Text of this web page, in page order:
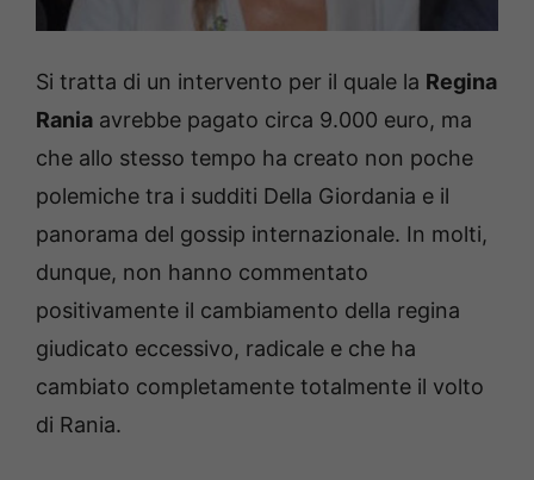
Si tratta di un intervento per il quale la Regina
Rania avrebbe pagato circa 9.000 euro, ma
che allo stesso tempo ha creato non poche
polemiche tra i sudditi Della Giordania e il
panorama del gossip internazionale. In molti,
dunque, non hanno commentato
positivamente il cambiamento della regina
giudicato eccessivo, radicale e che ha
cambiato completamente totalmente il volto
di Rania.